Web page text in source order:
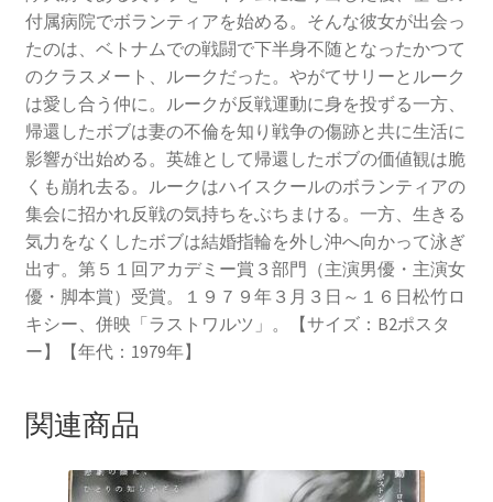
付属病院でボランティアを始める。そんな彼女が出会っ
たのは、ベトナムでの戦闘で下半身不随となったかつて
のクラスメート、ルークだった。やがてサリーとルーク
は愛し合う仲に。ルークが反戦運動に身を投ずる一方、
帰還したボブは妻の不倫を知り戦争の傷跡と共に生活に
影響が出始める。英雄として帰還したボブの価値観は脆
くも崩れ去る。ルークはハイスクールのボランティアの
集会に招かれ反戦の気持ちをぶちまける。一方、生きる
気力をなくしたボブは結婚指輪を外し沖へ向かって泳ぎ
出す。第５１回アカデミー賞３部門（主演男優・主演女
優・脚本賞）受賞。１９７９年３月３日～１６日松竹ロ
キシー、併映「ラストワルツ」。【サイズ：B2ポスタ
ー】【年代：1979年】
関連商品